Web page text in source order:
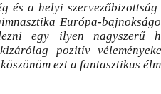
és a helyi
Európa-
egy ilyen nagyszerű
pozitív
ezt a fantasztikus